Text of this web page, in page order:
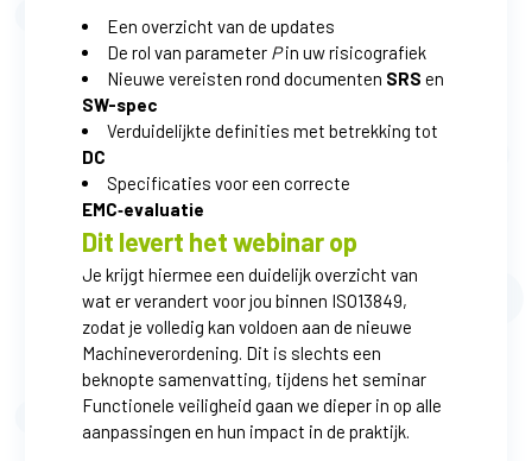
Een overzicht van de updates
De rol van parameter Pin uw risicografiek
Nieuwe vereisten rond documenten SRS en
SW-spec
Verduidelijkte definities met betrekking tot
DC
Specificaties voor een correcte
EMC‑evaluatie
Dit levert het webinar op
Je krijgt hiermee een duidelijk overzicht van
wat er verandert voor jou binnen ISO13849,
zodat je volledig kan voldoen aan de nieuwe
Machineverordening. Dit is slechts een
beknopte samenvatting, tijdens het seminar
Functionele veiligheid gaan we dieper in op alle
aanpassingen en hun impact in de praktijk.